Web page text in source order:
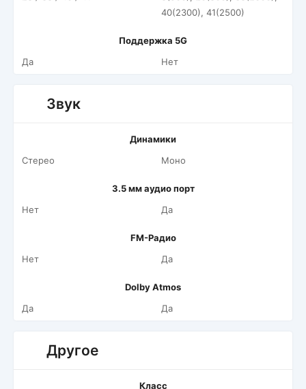
40(2300), 41(2500)
Поддержка 5G
Да
Нет
Звук
Динамики
Стерео
Моно
3.5 мм аудио порт
Нет
Да
FM-Радио
Нет
Да
Dolby Atmos
Да
Да
Другое
Класс